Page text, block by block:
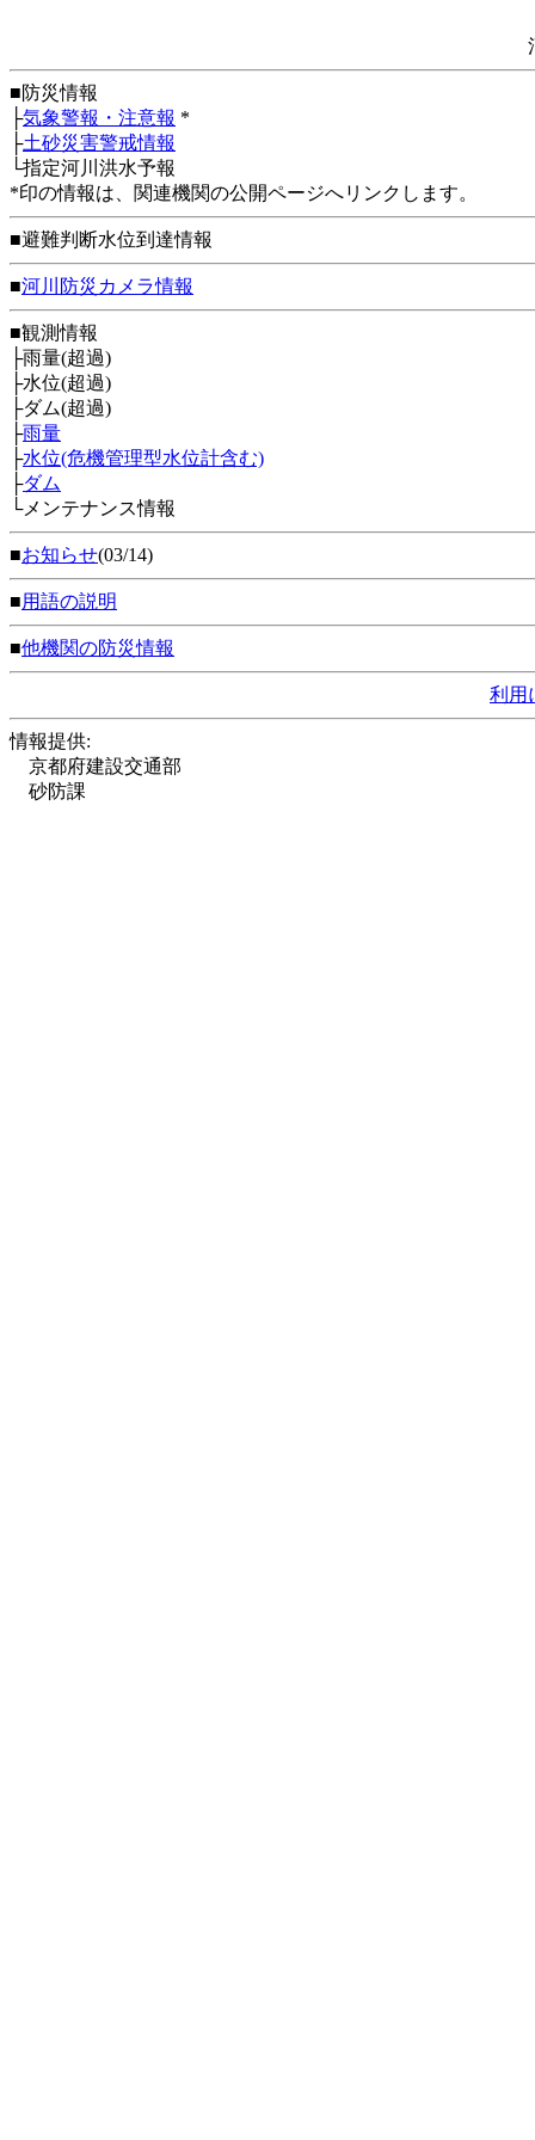
■防災情報
├気象警報・注意報 *
├土砂災害警戒情報
└指定河川洪水予報
*印の情報は、関連機関の公開ページへリンクします。
■避難判断水位到達情報
■河川防災カメラ情報
■観測情報
├雨量(超過)
├水位(超過)
├ダム(超過)
├雨量
├水位(危機管理型水位計含む)
├ダム
└メンテナンス情報
■お知らせ(03/14)
■用語の説明
■他機関の防災情報
利用
情報提供:
京都府建設交通部
砂防課